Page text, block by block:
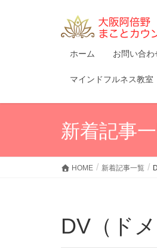
ホーム お問い合わ
マインドフルネス教室
新着記事
HOME 新着記事一覧
DV（ド